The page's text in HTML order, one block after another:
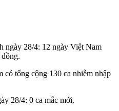
ngày 28/4: 12 ngày Việt Nam
tổng cộng 130 ca nhiễm nhập
28/4: 0 ca mắc mới.